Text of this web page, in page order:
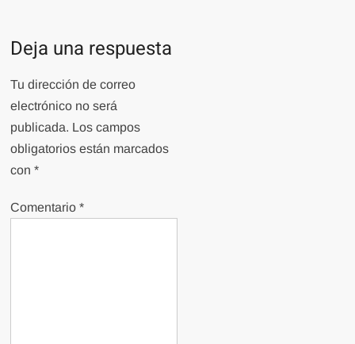
Deja una respuesta
Tu dirección de correo
electrónico no será
publicada. Los campos
obligatorios están marcados
con*
Comentario*